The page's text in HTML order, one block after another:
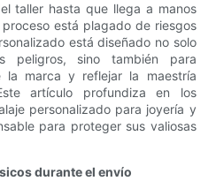
taller hasta que llega a manos
está plagado de riesgos
está diseñado no solo
peligros, sino también para
la marca y reflejar la maestría
artículo profundiza en los
personalizado para joyería y
para proteger sus valiosas
durante el envío